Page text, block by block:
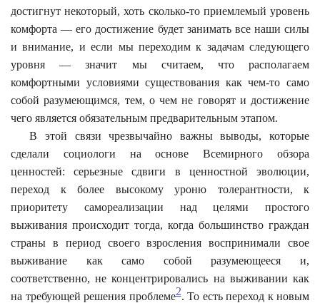
достигнут некоторый, хоть сколько-то приемлемый уровень
комфорта — его достижение будет занимать все наши силы
и внимание, и если мы переходим к задачам следующего
уровня — значит мы считаем, что располагаем
комфортными условиями существования как чем-то само
собой разумеющимся, тем, о чем не говорят и достижение
чего является обязательным предварительным этапом.
В этой связи чрезвычайно важны выводы, которые
сделали социологи на основе Всемирного обзора
ценностей: серьезные сдвиги в ценностной эволюции,
переход к более высокому уроню толерантности, к
приоритету самореализации над целями простого
выживания происходит тогда, когда большинство граждан
страны в период своего взросления воспринимали свое
выживание как само собой разумеющееся и,
соответственно, не концентрировались на выживании как
на требующей решения проблеме2. То есть переход к новым